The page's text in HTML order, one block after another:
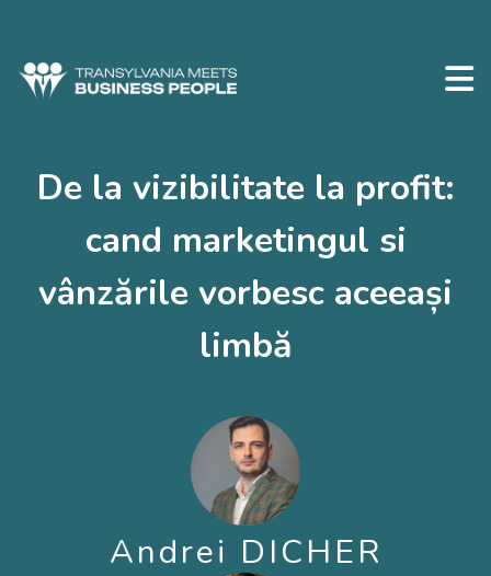
De la vizibilitate la profit:
cand marketingul si
vânzările vorbesc aceeași
limbă
Andrei DICHER